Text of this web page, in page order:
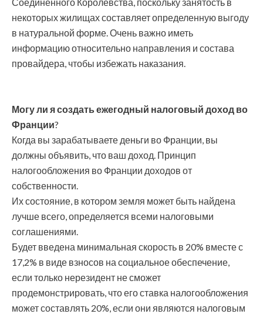
некоторых жилищах составляет определенную выгоду
в натуральной форме. Очень важно иметь
информацию относительно направления и состава
провайдера, чтобы избежать наказания.
Могу ли я создать ежегодный налоговый доход во
Франции?
Когда вы зарабатываете деньги во Франции, вы
должны объявить, что ваш доход. Принцип
налогообложения во Франции доходов от
собственности.
Их состояние, в котором земля может быть найдена
лучше всего, определяется всеми налоговыми
соглашениями.
Будет введена минимальная скорость в 20% вместе с
17,2% в виде взносов на социальное обеспечение,
если только нерезидент не сможет
продемонстрировать, что его ставка налогообложения
может составлять 20%, если они являются налоговым